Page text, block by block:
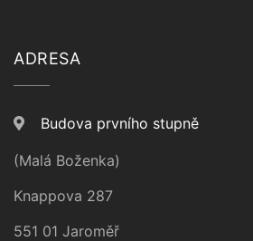
ADRESA
Budova prvního stupně
(Malá Boženka)
Knappova 287
551 01 Jaroměř